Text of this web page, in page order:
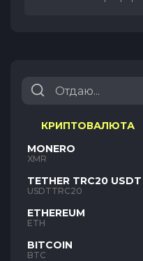
КРИПТОВАЛЮТА
MONERO
XMR
TETHER TRC20 USDT
USDTTRC20
ETHEREUM
ETH
BITCOIN
BTC